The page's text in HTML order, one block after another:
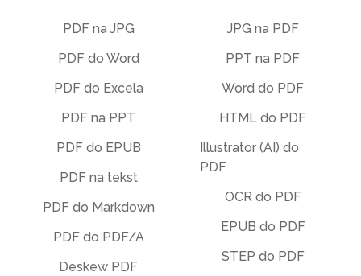
PDF na JPG
PDF do Word
PDF do Excela
PDF na PPT
PDF do EPUB
PDF na tekst
PDF do Markdown
PDF do PDF/A
Deskew PDF
JPG na PDF
PPT na PDF
Word do PDF
HTML do PDF
Illustrator (AI) do
PDF
OCR do PDF
EPUB do PDF
STEP do PDF